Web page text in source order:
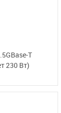
T
230 Вт)